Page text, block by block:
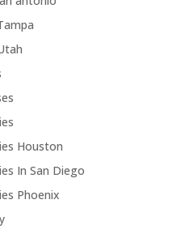
Houston
In San Diego
Phoenix